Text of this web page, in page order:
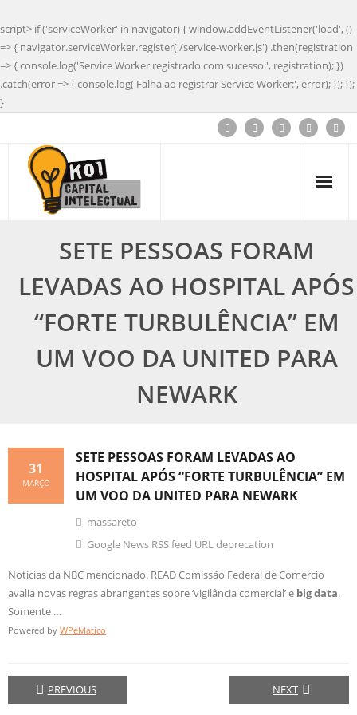
script> if ('serviceWorker' in navigator) { window.addEventListener('load', ()
=> { navigator.serviceWorker.register('/service-worker.js') .then(registration
=> { console.log('Service Worker registrado com sucesso:', registration); })
.catch(error => { console.log('Falha ao registrar Service Worker:', error); }); });
}
SETE PESSOAS FORAM
LEVADAS AO HOSPITAL APÓS
“FORTE TURBULÊNCIA” EM
UM VOO DA UNITED PARA
NEWARK
SETE PESSOAS FORAM LEVADAS AO
HOSPITAL APÓS “FORTE TURBULÊNCIA” EM
UM VOO DA UNITED PARA NEWARK
31
MARÇO
massareto
Google News RSS feed URL deprecation
Notícias da NBC mencionado. READ Comissão Federal de Comércio
avalia novas regras abrangentes sobre ‘vigilância comercial’ e big data.
Somente …
Powered by WPeMatico
PREVIOUS NEXT